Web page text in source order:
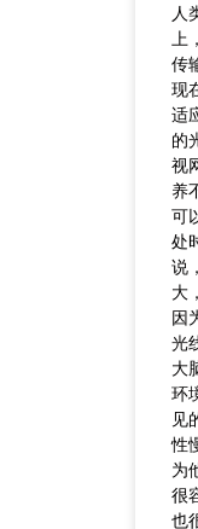
人
上
传
现
适
的
视
养
可
处
说
大
因
光
大
环
见
性
为
很
也